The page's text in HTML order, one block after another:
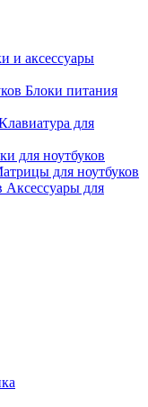
и аксессуары
Блоки питания
для
для ноутбуков
для ноутбуков
Аксессуары для